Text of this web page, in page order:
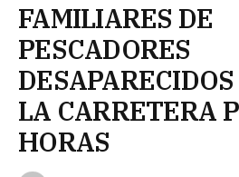
FAMILIARES DE
PESCADORES
LA CARRETERA
HORAS